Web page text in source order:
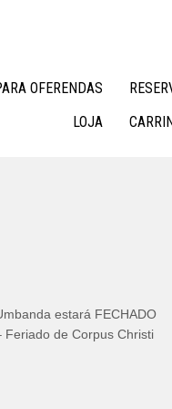
OFERENDAS
LOJA
estará FECHADO
de Corpus Christi